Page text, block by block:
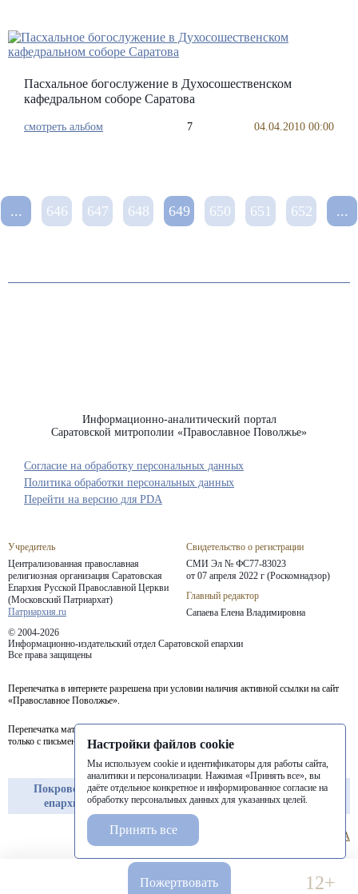
Пасхальное богослужение в Духосошественском
кафедральном соборе Саратова
смотреть альбом 7 04.04.2010 00:00
... 646 647 648 649 650 651 652 ...
Информационно-аналитический портал
Саратовской митрополии «Православное Поволжье»
Учредитель
Централизованная православная
религиозная организация Саратовская
Епархия Русской Православной Церкви
(Московский Патриархат)
Патриархия.ru
Свидетельство о регистрации
СМИ Эл № ФС77-83023
от 07 апреля 2022 г (Роскомнадзор)
Главный редактор
Сапаева Елена Владимировна
© 2004-2026
Информационно-издательский отдел Саратовской епархии
Все права защищены
Согласие на обработку персональных данных
Политика обработки персональных данных
Перепечатка в интернете разрешена при условии наличия активной ссылки на сайт
«Православное Поволжье».
Перепечатка материалов портала в печатных изданиях (книгах, прессе) возможна
только с письменного разрешения редакции.
Покровская
епархия
Балашовская
епархия
Балаковская
епархия
Перейти на версию для PDA
Пожертвовать 12+
Настройки файлов cookie
Мы используем cookie и идентификаторы для работы сайта,
аналитики и персонализации. Нажимая «Принять все», вы
даёте отдельное конкретное и информированное согласие на
обработку персональных данных для указанных целей.
Принять все